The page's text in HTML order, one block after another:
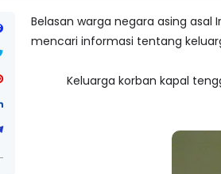
Belasan warga negara asing asal
mencari informasi tentang
Keluarga korban kapal